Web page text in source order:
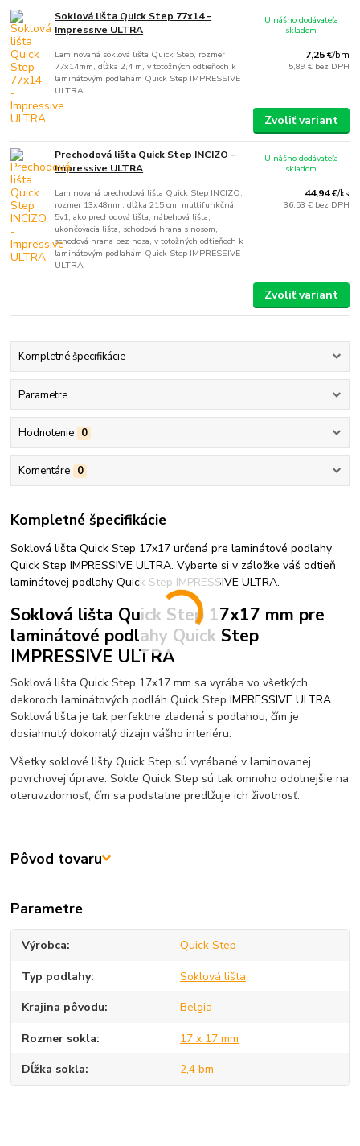
Soklová lišta Quick Step 77x14 -
Impressive ULTRA
Laminovaná soklová lišta Quick Step, rozmer
77x14mm, dĺžka 2,4 m, v totožných odtieňoch k
laminátovým podlahám Quick Step IMPRESSIVE
ULTRA.
7,25 €/bm
5,89 € bez DPH
U nášho dodávateľa
skladom
Zvoliť variant
Prechodová lišta Quick Step INCIZO -
Impressive ULTRA
Laminovaná prechodová lišta Quick Step INCIZO,
rozmer 13x48mm, dĺžka 215 cm, multifunkčná
5v1, ako prechodová lišta, nábehová lišta,
ukončovacia lišta, schodová hrana s nosom,
schodová hrana bez nosa, v totožných odtieňoch k
laminátovým podlahám Quick Step IMPRESSIVE
ULTRA
44,94 €/ks
36,53 € bez DPH
U nášho dodávateľa
skladom
Zvoliť variant
Kompletné špecifikácie
Parametre
Hodnotenie 0
Komentáre 0
Kompletné špecifikácie
Soklová lišta Quick Step 17x17 určená pre laminátové podlahy
Quick Step IMPRESSIVE ULTRA. Vyberte si v záložke váš odtieň
laminátovej podlahy Quick Step IMPRESSIVE ULTRA.
Soklová lišta Quick Step 17x17 mm pre
laminátové podlahy Quick Step
IMPRESSIVE ULTRA
Soklová lišta Quick Step 17x17 mm sa vyrába vo všetkých
dekoroch laminátových podláh Quick StepIMPRESSIVE ULTRA.
Soklová lišta je tak perfektne zladená s podlahou, čím je
dosiahnutý dokonalý dizajn vášho interiéru.
Všetky soklové lišty Quick Step sú vyrábané v laminovanej
povrchovej úprave. Sokle Quick Step sú tak omnoho odolnejšie na
oteruvzdornosť, čím sa podstatne predlžuje ich životnosť.
Pôvod tovaru
Parametre
Výrobca Quick Step
Typ podlahy Soklová lišta
Krajina pôvodu Belgia
Rozmer sokla 17 x 17 mm
Dĺžka sokla 2,4 bm